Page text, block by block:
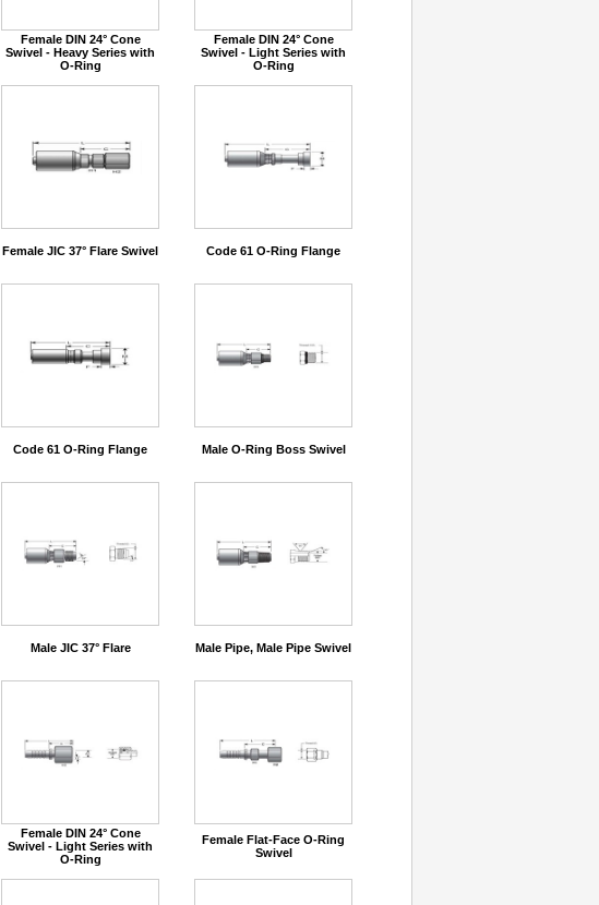
Female DIN 24° Cone
Swivel - Heavy Series with
O-Ring
Female DIN 24° Cone
Swivel - Light Series with
O-Ring
Female JIC 37° Flare Swivel Code 61 O-Ring Flange
Code 61 O-Ring Flange Male O-Ring Boss Swivel
Male JIC 37° Flare Male Pipe, Male Pipe Swivel
Female DIN 24° Cone
Swivel - Light Series with
O-Ring
Female Flat-Face O-Ring
Swivel